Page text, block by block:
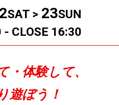
SAT > 23SUN
- CLOSE 16:30
・体験して、
遊ぼう！